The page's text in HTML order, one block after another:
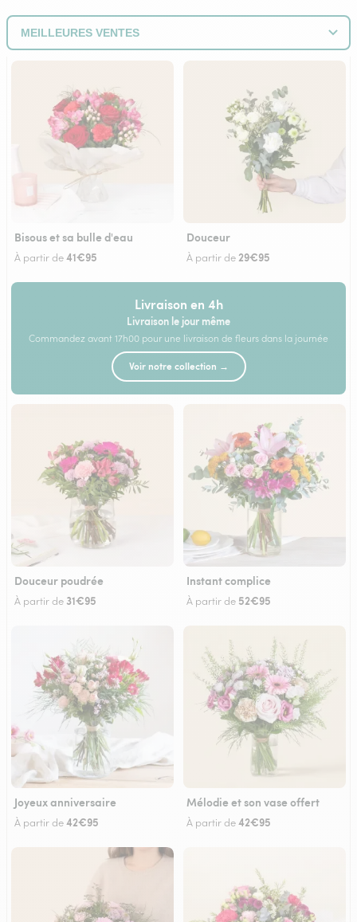
Bisous et sa bulle d'eau
À partir de41€95
Douceur
À partir de 29€95
Livraison en 4h
Livraison le jour même
Commandez avant 17h00 pour une livraison de fleurs dans la journée
Voir notre collection →
Douceur poudrée
À partir de 31€95
Instant complice
À partir de 52€95
Joyeux anniversaire
À partir de42€95
Mélodie et son vase offert
À partir de42€95